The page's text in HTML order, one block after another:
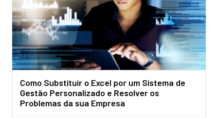
Como Substituir o Excel por um Sistema de
Gestão Personalizado e Resolver os
Problemas da sua Empresa